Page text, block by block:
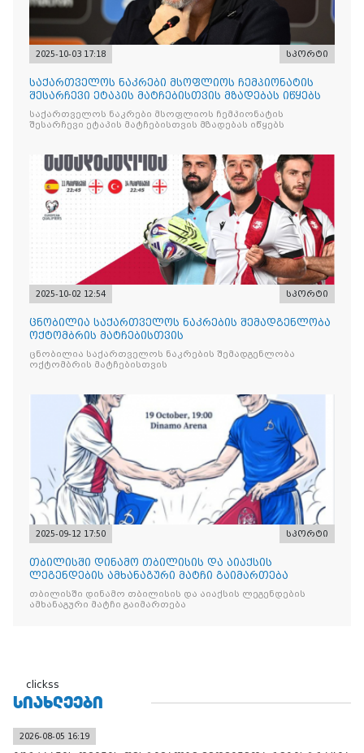
2025-10-03 17:18 სპორტი
საქართველოს ნაკრები მსოფლიოს ჩემპიონატის
შესარჩევი ეტაპის მატჩებისთვის მზადებას იწყებს
საქართველოს ნაკრები მსოფლიოს ჩემპიონატის
შესარჩევი ეტაპის მატჩებისთვის მზადებას იწყებს
2025-10-02 12:54 სპორტი
ცნობილია საქართველოს ნაკრების შემადგენლობა
ოქტომბრის მატჩებისთვის
ცნობილია საქართველოს ნაკრების შემადგენლობა
ოქტომბრის მატჩებისთვის
2025-09-12 17:50 სპორტი
თბილისში დინამო თბილისის და აიაქსის
ლეგენდების ამხანაგური მატჩი გაიმართება
თბილისში დინამო თბილისის და აიაქსის ლეგენდების
ამხანაგური მატჩი გაიმართება
clickss
ᲡᲘᲐᲮᲚᲔᲔᲑᲘ
2026-08-05 16:19